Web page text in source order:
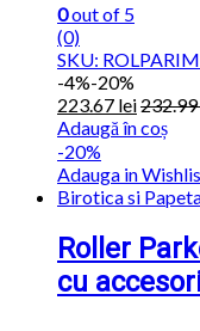
0out of 5
(0)
SKU:
-4%-20%
223.67 lei232.99
Adaugă în coș
-20%
Adauga in
Birotica si
Roller
cu